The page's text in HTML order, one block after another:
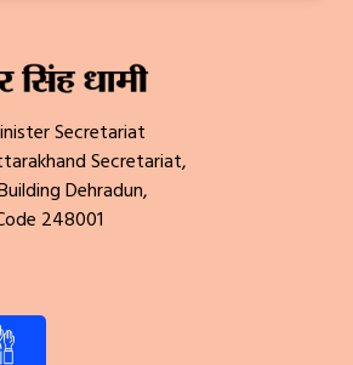
Secretariat
Secretariat,
Dehradun,
248001